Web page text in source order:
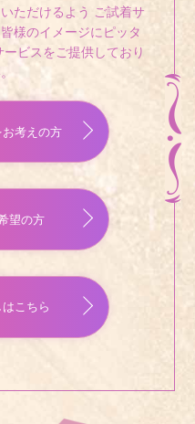
ただけるよう ご試着サ
様のイメージにピッタ
ービスをご提供しており
考えの方
望の方
こちら